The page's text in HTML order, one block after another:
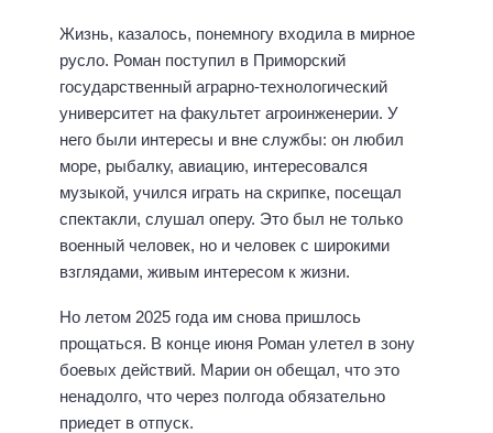
Жизнь, казалось, понемногу входила в мирное
русло. Роман поступил в Приморский
государственный аграрно-технологический
университет на факультет агроинженерии. У
него были интересы и вне службы: он любил
море, рыбалку, авиацию, интересовался
музыкой, учился играть на скрипке, посещал
спектакли, слушал оперу. Это был не только
военный человек, но и человек с широкими
взглядами, живым интересом к жизни.
Но летом 2025 года им снова пришлось
прощаться. В конце июня Роман улетел в зону
боевых действий. Марии он обещал, что это
ненадолго, что через полгода обязательно
приедет в отпуск.